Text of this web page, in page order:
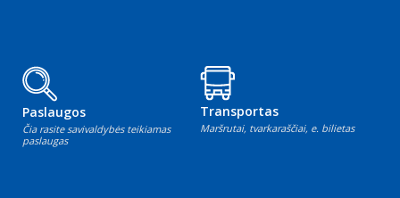
Paslaugos
Čia rasite savivaldybės teikiamas
paslaugas
Transportas
Maršrutai, tvarkaraščiai, e. bilietas